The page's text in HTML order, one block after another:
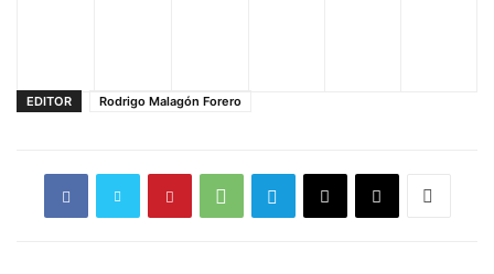
EDITOR Rodrigo Malagón Forero